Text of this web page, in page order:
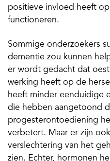
positieve invloed heeft
functioneren.
Sommige onderzoekers
dementie zou kunnen
er wordt gedacht dat
werking heeft op de
heeft minder eenduidige
die hebben aangetoond
progesterontoediening
verbetert. Maar er zijn
verslechtering van het
zien. Echter, hormonen